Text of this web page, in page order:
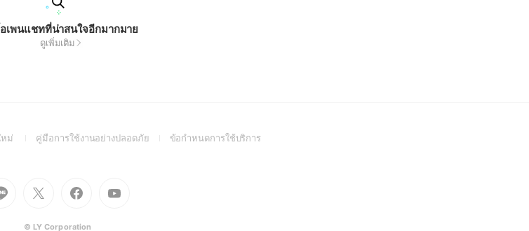
เพนแชทที่น่าสนใจอีกมากมาย
ดูเพิ่มเติม
ม่
(Open
window)
คู่มือการใช้งานอย่างปลอดภัย(Openข้อกำหนดการใช้บริการ(Open
Go
to
(Open
Go
to
(Open
Go
to
(Open
to
© LY Corporation